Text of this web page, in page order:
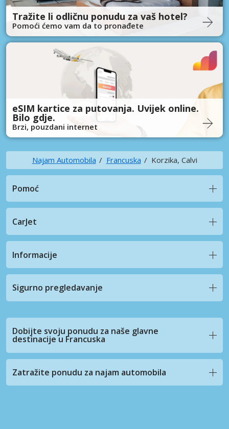
Tražite li odličnu ponudu za vaš hotel?
Pomoći ćemo vam da to pronađete
eSIM kartice za putovanja. Uvijek online.
Bilo gdje.
Brzi, pouzdani internet
Najam Automobila Francuska Korzika, Calvi
Pomoć
CarJet
Informacije
Sigurno pregledavanje
Dobijte svoju ponudu za naše glavne
destinacije u Francuska
Zatražite ponudu za najam automobila